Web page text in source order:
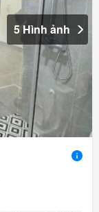
5 Hình ảnh